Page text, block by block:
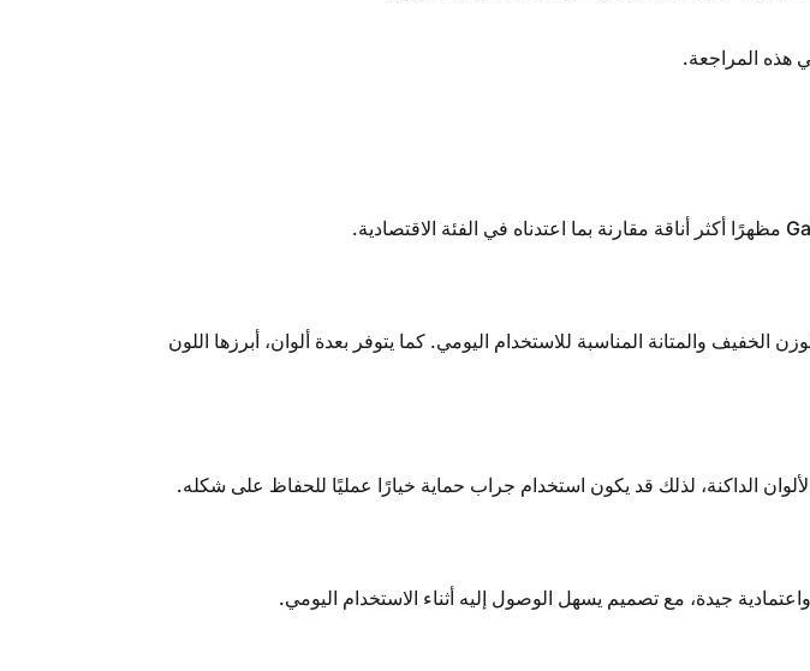
هذه المراجعة.
والمتانة المناسبة للاستخدام اليومي. كما يتوفر بعدة ألوان، أبرزها اللون
الداكنة، لذلك قد يكون استخدام جراب حماية خيارًا عمليًا للحفاظ على شكله.
جيدة، مع تصميم يسهل الوصول إليه أثناء الاستخدام اليومي.